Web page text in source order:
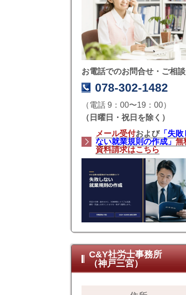
お電話でのお問合せ・ご相談
078-302-1482
（電話 9：00〜19：00）
（日曜日・祝日を除く）
メール受付および「失敗
ない就業規則の作成」 無
資料請求はこちら
C&Y社労士事務所
（神戸三宮）